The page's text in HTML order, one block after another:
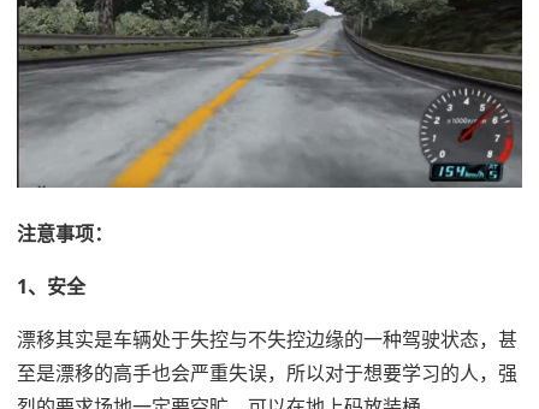
注意事项：
1、安全
漂移其实是车辆处于失控与不失控边缘的一种驾驶状态，甚
至是漂移的高手也会严重失误，所以对于想要学习的人，强